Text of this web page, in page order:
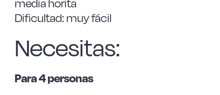
media horita
Dificultad: muy fácil
Necesitas:
Para 4 personas